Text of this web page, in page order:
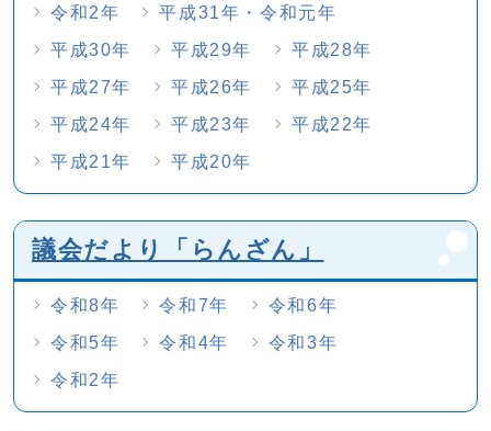
令和2年
平成31年・令和元年
平成30年
平成29年
平成28年
平成27年
平成26年
平成25年
平成24年
平成23年
平成22年
平成21年
平成20年
議会だより「らんざん」
令和8年 令和7年
令和6年
令和5年
令和4年
令和3年
令和2年